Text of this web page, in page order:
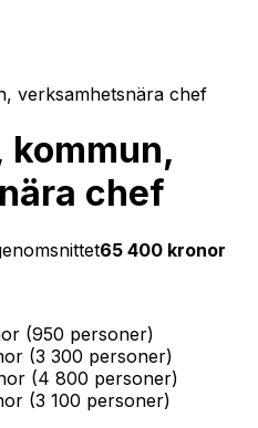
verksamhetsnära chef
kommun,
chef
65 400 kronor
(950 personer)
(3 300 personer)
(4 800 personer)
(3 100 personer)